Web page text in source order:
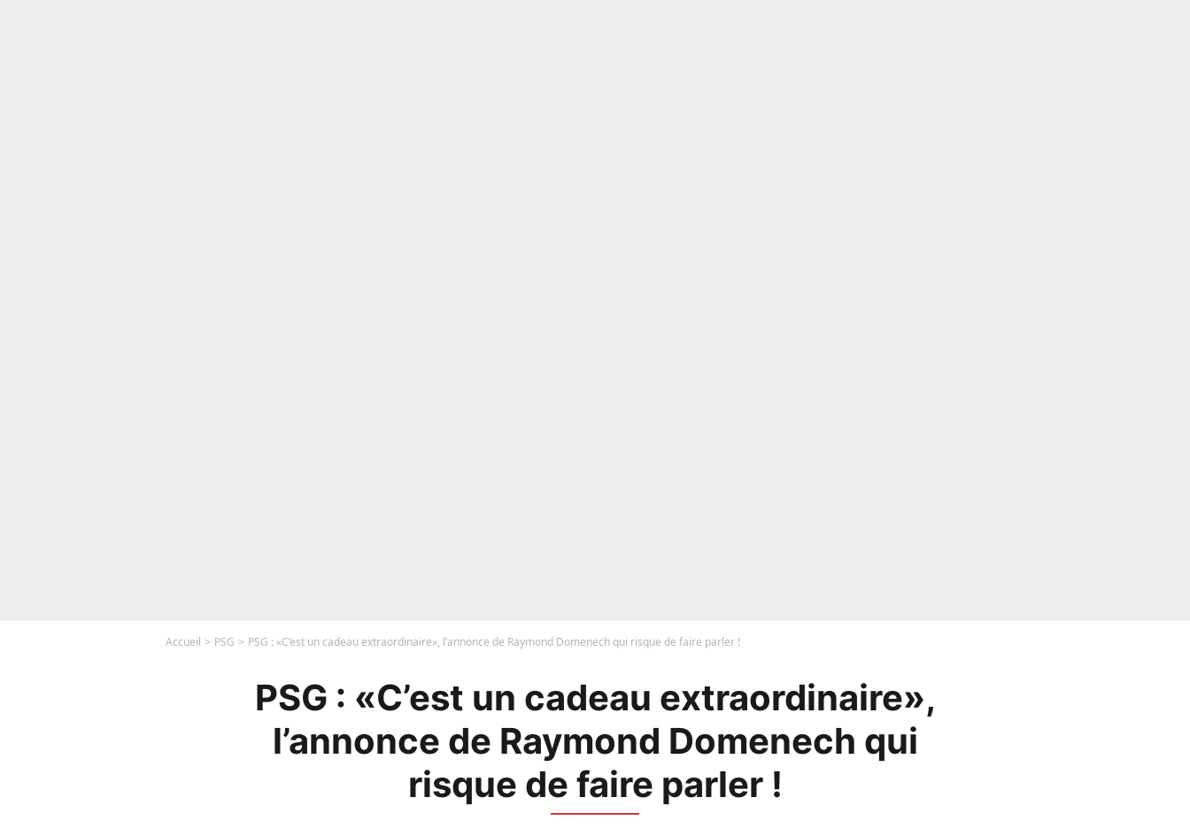
Accueil PSG PSG : «C’est un cadeau extraordinaire», l’annonce de Raymond Domenech qui risque de faire parler !
PSG : «C’est un cadeau extraordinaire»,
l’annonce de Raymond Domenech qui
risque de faire parler !